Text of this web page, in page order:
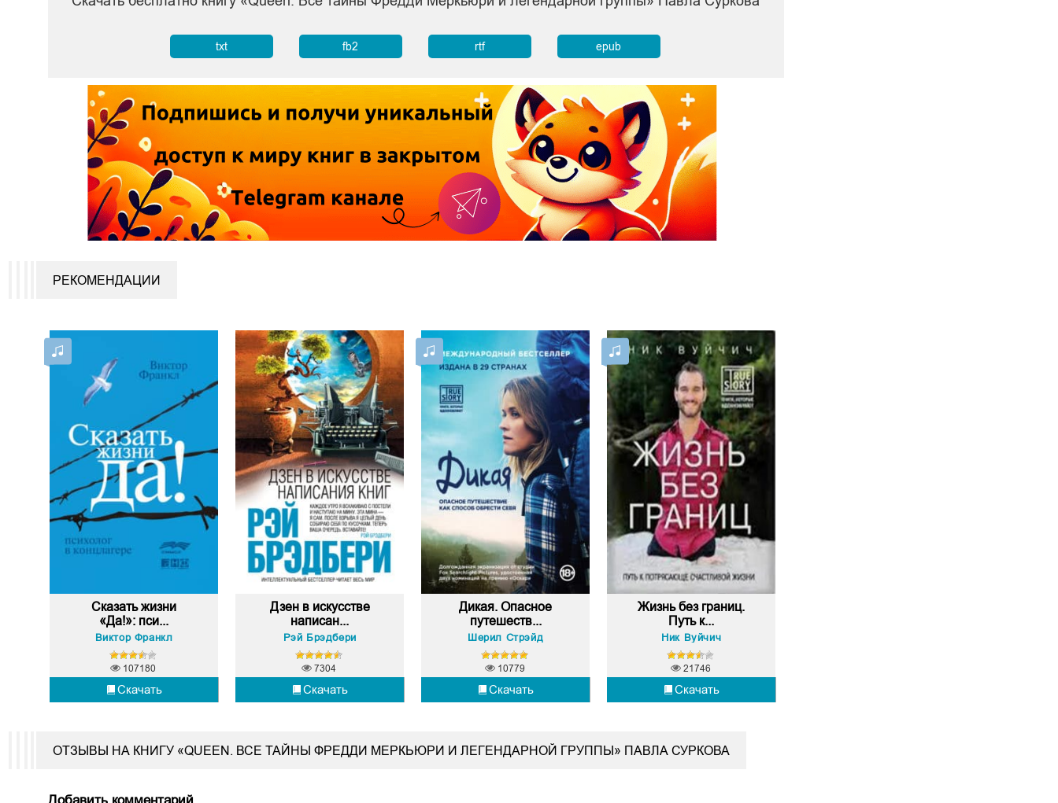
txt fb2 rtf epub
РЕКОМЕНДАЦИИ
Сказать жизни
«Да!»: пси...
Виктор Франкл
Скачать
107180
Дзен в искусстве
написан...
Рэй Брэдбери
Скачать
7304
Дикая. Опасное
путешеств...
Шерил Стрэйд
Скачать
10779
Жизнь без границ.
Путь к...
Ник Вуйчич
Скачать
21746
ОТЗЫВЫ НА КНИГУ «QUEEN. ВСЕ ТАЙНЫ ФРЕДДИ МЕРКЬЮРИ И ЛЕГЕНДАРНОЙ ГРУППЫ» ПАВЛА СУРКОВА